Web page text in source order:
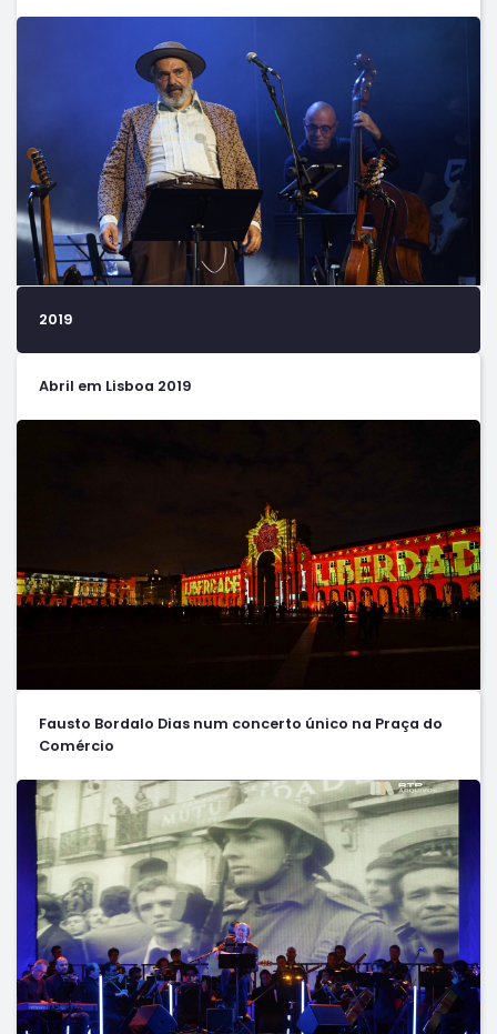
2019
Abril em Lisboa 2019
Fausto Bordalo Dias num concerto único na Praça do
Comércio